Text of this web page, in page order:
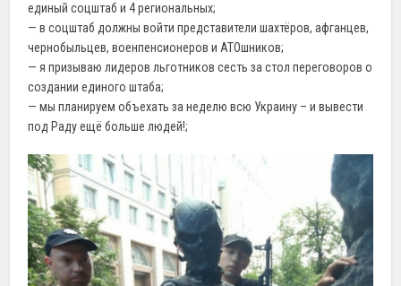
единый соцштаб и 4 региональных;
— в соцштаб должны войти представители шахтёров, афганцев,
чернобыльцев, военпенсионеров и АТОшников;
— я призываю лидеров льготников сесть за стол переговоров о
создании единого штаба;
— мы планируем объехать за неделю всю Украину – и вывести
под Раду ещё больше людей!;